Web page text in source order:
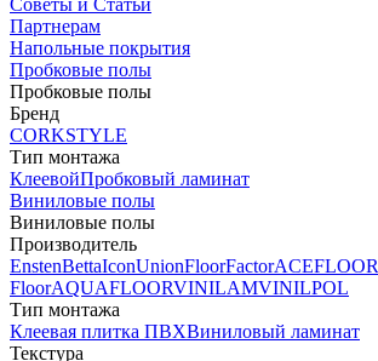
Советы и Статьи
Партнерам
Напольные покрытия
Пробковые полы
Пробковые полы
Бренд
CORKSTYLE
Тип монтажа
КлеевойПробковый ламинат
Виниловые полы
Виниловые полы
Производитель
EnstenBettaIconUnionFloorFactorACEFLOOR
FloorAQUAFLOORVINILAMVINILPOL
Тип монтажа
Клеевая плитка ПВХВиниловый ламинат
Текстура